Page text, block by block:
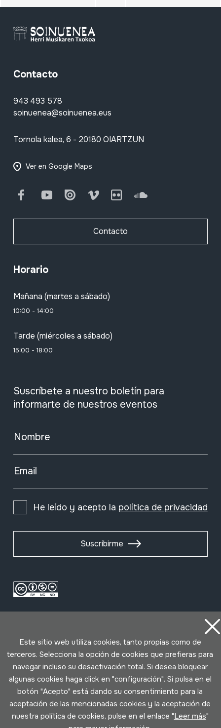
Contacto
943 493 578
soinuenea@soinuenea.eus
Tornola kalea, 6 - 20180 OIARTZUN
Ver en Google Maps
FacebookYoutube Issuu Vimeo Flickr SoundCloud
Contacto
Horario
Mañana (martes a sábado)
10:00 - 14:00
Tarde (miércoles a sábado)
15:00 - 18:00
Suscríbete a nuestro boletín para
informarte de nuestros eventos
Nombre
Email
He leído y acepto la política de privacidad
Suscribirme
Condiciones de uso
Política de privacidad
Política de cookies
Este sitio web utiliza cookies, tanto propias como de
terceros. Selecciona la opción de cookies que prefieras para
navegar incluso su desactivación total. Si desea bloquear
algunas cookies haga click en "configuración". Si pulsa en el
botón "Acepto" está dando su consentimiento para la
aceptación de las mencionadas cookies y la aceptación de
nuestra política de cookies, pulse en el enlace "Leer más"